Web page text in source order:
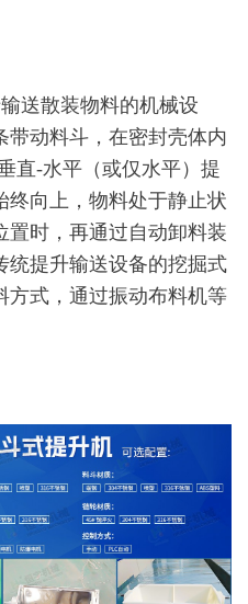
送散装物料的机械设
带动料斗，在密封壳体内
直-水平（或仅水平）提
终向上，物料处于静止状
置时，再通过自动卸料装
统提升输送设备的挖掘式
方式，通过振动布料机等